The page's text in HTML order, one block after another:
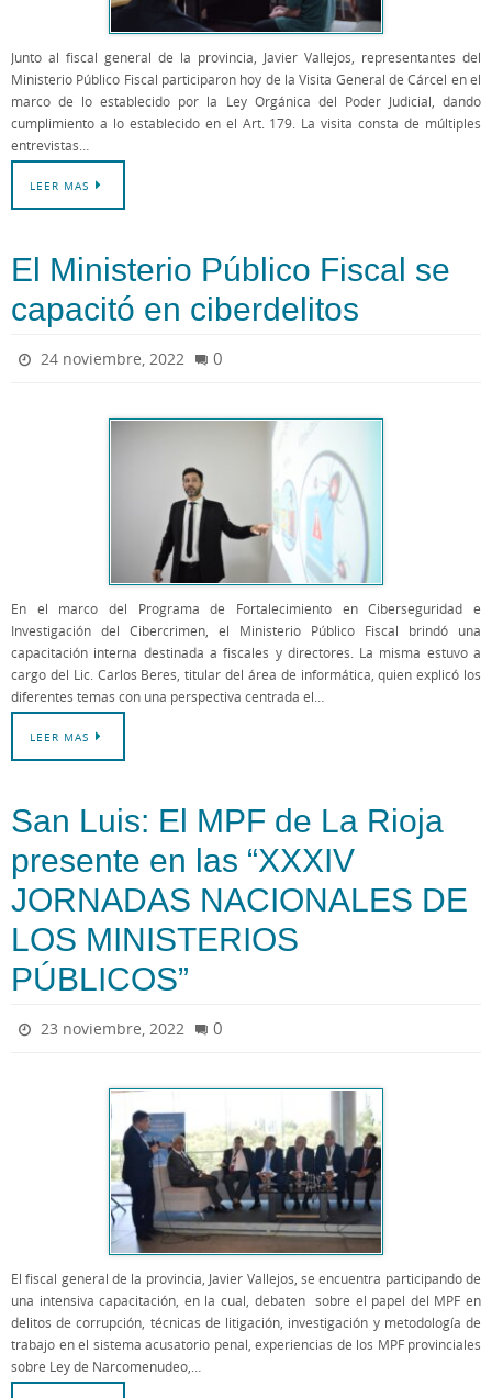
Junto al fiscal general de la provincia, Javier Vallejos, representantes del
Ministerio Público Fiscal participaron hoy de la Visita General de Cárcel en el
marco de lo establecido por la Ley Orgánica del Poder Judicial, dando
cumplimiento a lo establecido en el Art. 179. La visita consta de múltiples
entrevistas…
LEER MAS
El Ministerio Público Fiscal se
capacitó en ciberdelitos
24 noviembre, 2022 0
En el marco del Programa de Fortalecimiento en Ciberseguridad e
Investigación del Cibercrimen, el Ministerio Público Fiscal brindó una
capacitación interna destinada a fiscales y directores. La misma estuvo a
cargo del Lic. Carlos Beres, titular del área de informática, quien explicó los
diferentes temas con una perspectiva centrada el…
LEER MAS
San Luis: El MPF de La Rioja
presente en las “XXXIV
JORNADAS NACIONALES DE
LOS MINISTERIOS
PÚBLICOS”
23 noviembre, 2022 0
El fiscal general de la provincia, Javier Vallejos, se encuentra participando de
una intensiva capacitación, en la cual, debaten sobre el papel del MPF en
delitos de corrupción, técnicas de litigación, investigación y metodología de
trabajo en el sistema acusatorio penal, experiencias de los MPF provinciales
sobre Ley de Narcomenudeo,…